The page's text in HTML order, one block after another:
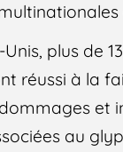
Unis, plus de
réussi à la
et
au